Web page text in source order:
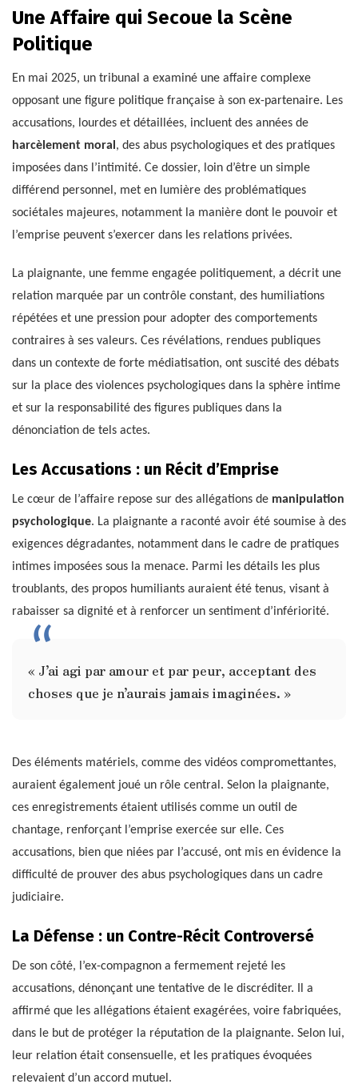
Une Affaire qui Secoue la Scène
Politique
En mai 2025, un tribunal a examiné une affaire complexe
opposant une figure politique française à son ex-partenaire. Les
accusations, lourdes et détaillées, incluent des années de
harcèlement moral , des abus psychologiques et des pratiques
imposées dans l’intimité. Ce dossier, loin d’être un simple
différend personnel, met en lumière des problématiques
sociétales majeures, notamment la manière dont le pouvoir et
l’emprise peuvent s’exercer dans les relations privées.
La plaignante, une femme engagée politiquement, a décrit une
relation marquée par un contrôle constant, des humiliations
répétées et une pression pour adopter des comportements
contraires à ses valeurs. Ces révélations, rendues publiques
dans un contexte de forte médiatisation, ont suscité des débats
sur la place des violences psychologiques dans la sphère intime
et sur la responsabilité des figures publiques dans la
dénonciation de tels actes.
Les Accusations : un Récit d’Emprise
Le cœur de l’affaire repose sur des allégations de manipulation
psychologique. La plaignante a raconté avoir été soumise à des
exigences dégradantes, notamment dans le cadre de pratiques
intimes imposées sous la menace. Parmi les détails les plus
troublants, des propos humiliants auraient été tenus, visant à
rabaisser sa dignité et à renforcer un sentiment d’infériorité.
« J’ai agi par amour et par peur, acceptant des
choses que je n’aurais jamais imaginées. »
Des éléments matériels, comme des vidéos compromettantes,
auraient également joué un rôle central. Selon la plaignante,
ces enregistrements étaient utilisés comme un outil de
chantage, renforçant l’emprise exercée sur elle. Ces
accusations, bien que niées par l’accusé, ont mis en évidence la
difficulté de prouver des abus psychologiques dans un cadre
judiciaire.
La Défense : un Contre-Récit Controversé
De son côté, l’ex-compagnon a fermement rejeté les
accusations, dénonçant une tentative de le discréditer. Il a
affirmé que les allégations étaient exagérées, voire fabriquées,
dans le but de protéger la réputation de la plaignante. Selon lui,
leur relation était consensuelle, et les pratiques évoquées
relevaient d’un accord mutuel.